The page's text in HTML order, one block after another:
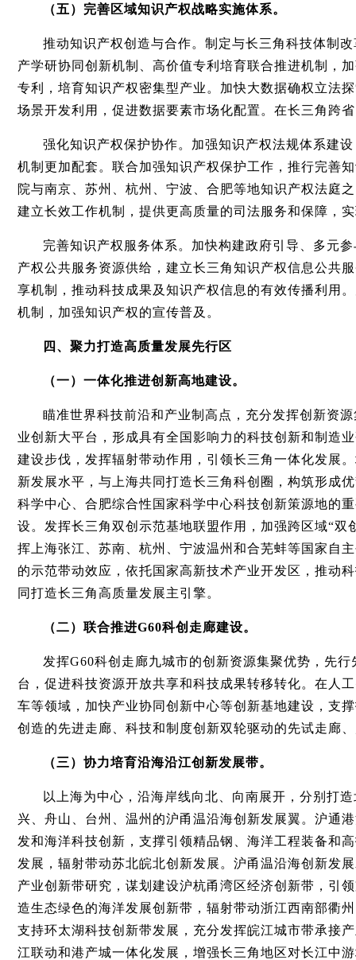
（五）完善区域知识产权战略实施体系。
推动知识产权创造与合作。制定与长三角科技体制
产学研协同创新机制、高价值专利培育联合推进机制，
专利，培育知识产权密集型产业。加快大数据确权立法
场景开发利用，促进数据要素市场化配置。在长三角跨
强化知识产权保护协作。加强知识产权法规体系建
机制更加配套。联合加强知识产权保护工作，推行完善
院与南京、苏州、杭州、宁波、合肥等地知识产权法庭
建立长效工作机制，提供更高质量的司法服务和保障，
完善知识产权服务体系。加快构建政府引导、多元
产权公共服务资源供给，建立长三角知识产权信息公共
享机制，推动科技成果及知识产权信息的有效传播利用
机制，加强知识产权的宣传普及。
四、聚力打造高质量发展先行区
（一）一体化推进创新高地建设。
瞄准世界科技前沿和产业制高点，充分发挥创新资
业创新大平台，形成具有全国影响力的科技创新和制造
建设步伐，发挥辐射带动作用，引领长三角一体化发展
新发展水平，与上海共同打造长三角科创圈，构筑形成
科学中心、合肥综合性国家科学中心科技创新策源地的
设。发挥长三角双创示范基地联盟作用，加强跨区域“
挥上海张江、苏南、杭州、宁波温州和合芜蚌等国家自
的示范带动效应，依托国家高新技术产业开发区，推动
同打造长三角高质量发展主引擎。
（二）联合推进G60科创走廊建设。
发挥G60科创走廊九城市的创新资源集聚优势，先
台，促进科技资源开放共享和科技成果转移转化。在人
车等领域，加快产业协同创新中心等创新基地建设，支
创造的先进走廊、科技和制度创新双轮驱动的先试走廊
（三）协力培育沿海沿江创新发展带。
以上海为中心，沿海岸线向北、向南展开，分别打
兴、舟山、台州、温州的沪甬温沿海创新发展翼。沪通
发和海洋科技创新，支撑引领精品钢、海洋工程装备和
发展，辐射带动苏北皖北创新发展。沪甬温沿海创新发
产业创新带研究，谋划建设沪杭甬湾区经济创新带，引
造生态绿色的海洋发展创新带，辐射带动浙江西南部衢
支持环太湖科技创新带发展，充分发挥皖江城市带承接
江联动和港产城一体化发展，增强长三角地区对长江中